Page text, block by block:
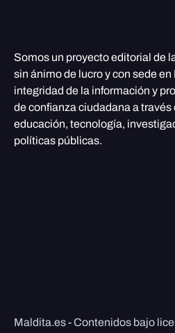
Somos un proyecto editorial de
sin ánimo de lucro y con sede
integridad de la información y
de confianza ciudadana a través
educación, tecnología,
políticas públicas.
Maldita.es - Contenidos bajo